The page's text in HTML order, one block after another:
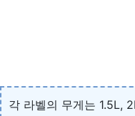
각 라벨의 무게는 1.5L,